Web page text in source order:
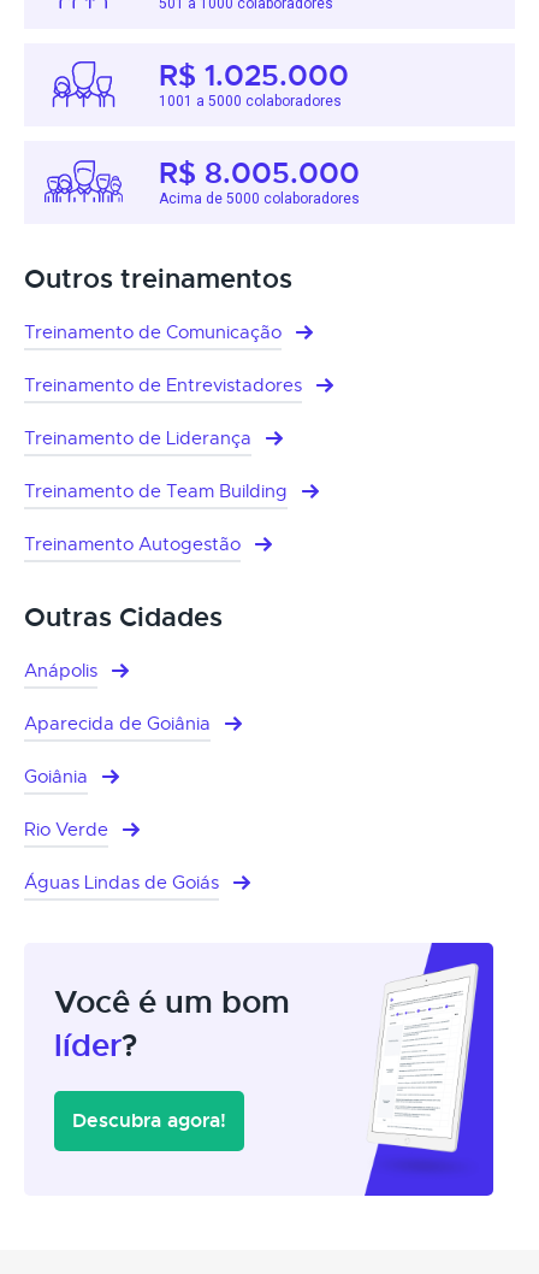
501 a 1000 colaboradores
R$ 1.025.000
1001 a 5000 colaboradores
R$ 8.005.000
Acima de 5000 colaboradores
Outros treinamentos
Treinamento de Comunicação
Treinamento de Entrevistadores
Treinamento de Liderança
Treinamento de Team Building
Treinamento Autogestão
Outras Cidades
Anápolis
Aparecida de Goiânia
Goiânia
Rio Verde
Águas Lindas de Goiás
Você é um bom
líder?
Descubra agora!